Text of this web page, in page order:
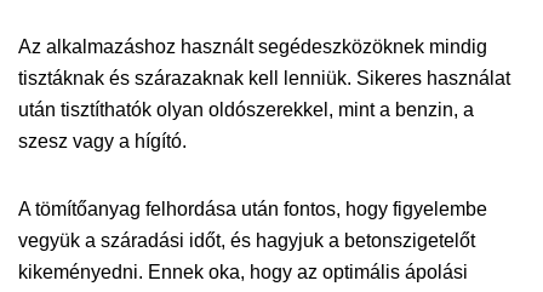
Az alkalmazáshoz használt segédeszközöknek mindig
tisztáknak és szárazaknak kell lenniük. Sikeres használat
után tisztíthatók olyan oldószerekkel, mint a benzin, a
szesz vagy a hígító.
A tömítőanyag felhordása után fontos, hogy figyelembe
vegyük a száradási időt, és hagyjuk a betonszigetelőt
kikeményedni. Ennek oka, hogy az optimális ápolási